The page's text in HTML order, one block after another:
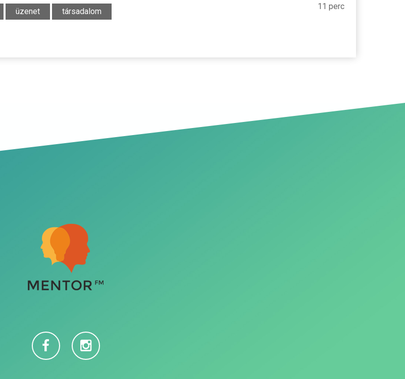
11 perc
üzenet társadalom